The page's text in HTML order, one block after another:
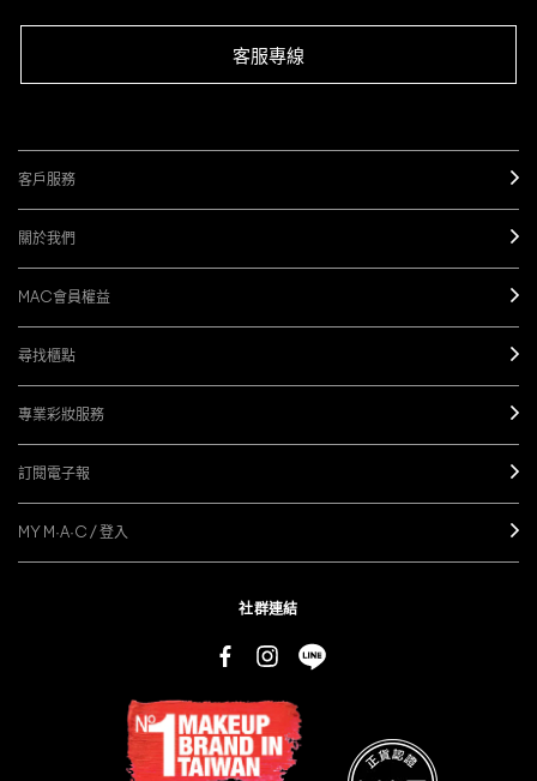
客服專線
客戶服務
關於我們
MAC會員權益
尋找櫃點
專業彩妝服務
訂閱電子報
MY M·A·C / 登入
社群連結